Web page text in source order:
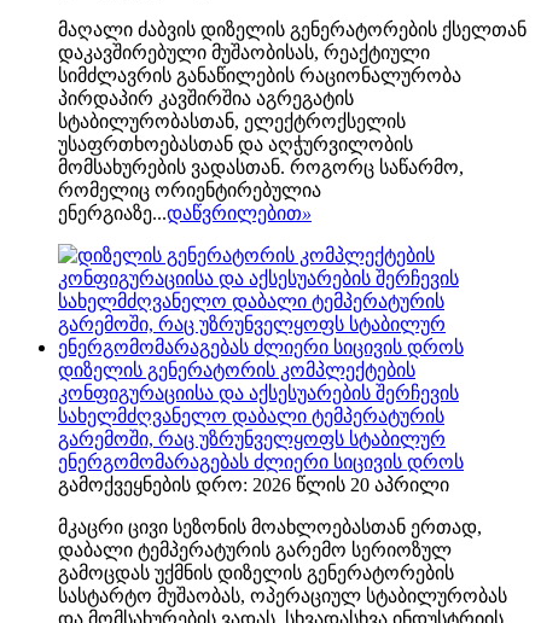
მაღალი ძაბვის დიზელის გენერატორების ქსელთან
დაკავშირებული მუშაობისას, რეაქტიული
სიმძლავრის განაწილების რაციონალურობა
პირდაპირ კავშირშია აგრეგატის
სტაბილურობასთან, ელექტროქსელის
უსაფრთხოებასთან და აღჭურვილობის
მომსახურების ვადასთან. როგორც საწარმო,
რომელიც ორიენტირებულია
ენერგიაზე...დაწვრილებით»
დიზელის გენერატორის კომპლექტების
კონფიგურაციისა და აქსესუარების შერჩევის
სახელმძღვანელო დაბალი ტემპერატურის
გარემოში, რაც უზრუნველყოფს სტაბილურ
ენერგომომარაგებას ძლიერი სიცივის დროს
გამოქვეყნების დრო: 2026 წლის 20 აპრილი
მკაცრი ცივი სეზონის მოახლოებასთან ერთად,
დაბალი ტემპერატურის გარემო სერიოზულ
გამოცდას უქმნის დიზელის გენერატორების
სასტარტო მუშაობას, ოპერაციულ სტაბილურობას
და მომსახურების ვადას. სხვადასხვა ინდუსტრიის